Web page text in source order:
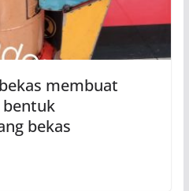
membuat
bekas